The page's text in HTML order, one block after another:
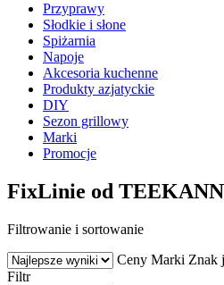
Przyprawy
Słodkie i słone
Spiżarnia
Napoje
Akcesoria kuchenne
Produkty azjatyckie
DIY
Sezon grillowy
Marki
Promocje
FixLinie od
Filtrowanie i sortowanie
Ceny Marki Znak
Filtr